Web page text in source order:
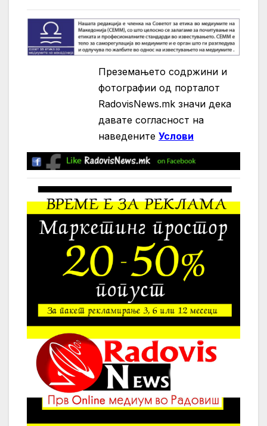
Преземањето содржини и
фотографии од порталот
RadovisNews.mk значи дека
давате согласност на
нaведените Услови